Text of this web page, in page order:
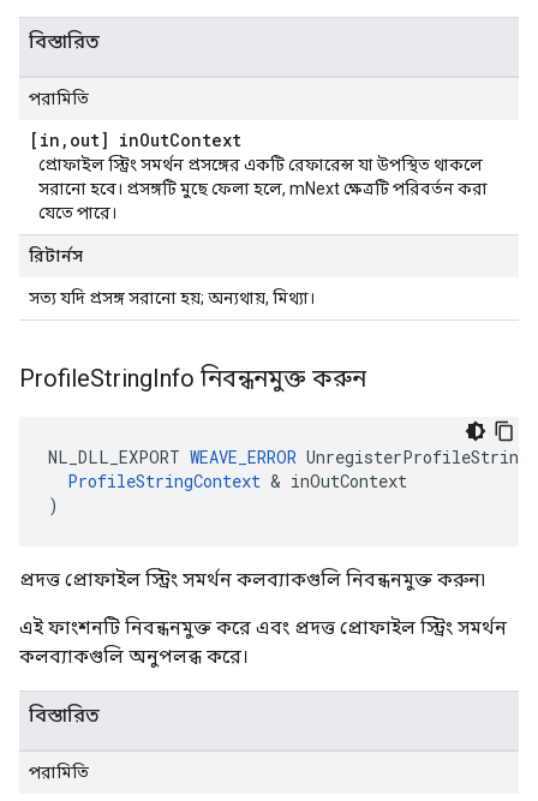
বিস্তারিত
পরামিতি
[in , out] inOutContext
প্রোফাইল স্ট্রিং সমর্থন প্রসঙ্গের একটি রেফারেন্স যা উপস্থিত থাকলে
সরানো হবে। প্রসঙ্গটি মুছে ফেলা হলে, mNext ক্ষেত্রটি পরিবর্তন করা
যেতে পারে।
রিটার্নস
সত্য যদি প্রসঙ্গ সরানো হয়; অন্যথায়, মিথ্যা।
ProfileStringInfo নিবন্ধনমুক্ত করুন
NL_DLL_EXPORT WEAVE_ERROR
ProfileStringContext & inOutContext
)
প্রদত্ত প্রোফাইল স্ট্রিং সমর্থন কলব্যাকগুলি নিবন্ধনমুক্ত করুন৷
এই ফাংশনটি নিবন্ধনমুক্ত করে এবং প্রদত্ত প্রোফাইল স্ট্রিং সমর্থন
কলব্যাকগুলি অনুপলব্ধ করে।
বিস্তারিত
পরামিতি